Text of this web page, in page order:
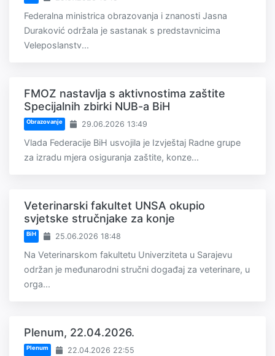
Federalna ministrica obrazovanja i znanosti Jasna
Duraković održala je sastanak s predstavnicima
Veleposlanstv...
FMOZ nastavlja s aktivnostima zaštite
Specijalnih zbirki NUB-a BiH
Obrazovanje 29.06.2026 13:49
Vlada Federacije BiH usvojila je Izvještaj Radne grupe
za izradu mjera osiguranja zaštite, konze...
Veterinarski fakultet UNSA okupio
svjetske stručnjake za konje
BiH 25.06.2026 18:48
Na Veterinarskom fakultetu Univerziteta u Sarajevu
održan je međunarodni stručni događaj za veterinare, u
orga...
Plenum, 22.04.2026.
Plenum 22.04.2026 22:55